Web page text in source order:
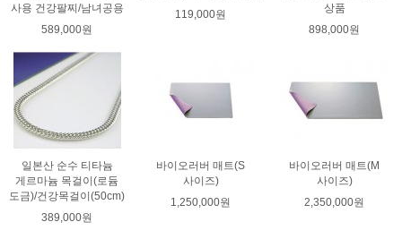
사용 건강팔찌/남녀공용
589,000원
119,000원
상품
898,000원
일본산 순수 티타늄
게르마늄 목걸이(로듐
도금)/건강목걸이(50cm)
389,000원
바이오러버 매트(S
사이즈)
1,250,000원
바이오러버 매트(M
사이즈)
2,350,000원